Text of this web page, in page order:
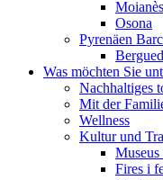
Moianès
Osona
Pyrenäen
Was möchten Sie
Nachhaltiges
Mit der
Wellness
Kultur und
Fires i